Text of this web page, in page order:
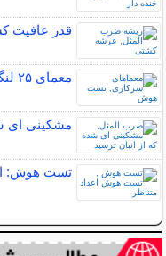
قدر عافیت
معمای ۲۵ لنگه جوراب
مشکینی ای
تست هوش: